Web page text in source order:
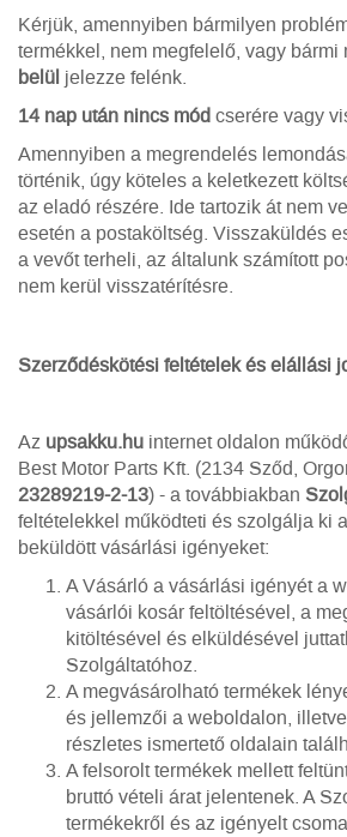
Kérjük, amennyiben bármilyen
termékkel, nem megfelelő, vagy bármi
belül jelezze felénk.
14 nap után nincs módcserére vagy
Amennyiben a megrendelés
történik, úgy köteles a keletkezett
az eladó részére. Ide tartozik át nem
esetén a postaköltség. Visszaküldés
a vevőt terheli, az általunk számított
nem kerül visszatérítésre.
Szerződéskötési feltételek és elállási
Az upsakku.hu internet oldalon
Best Motor Parts Kft. (2134 Sződ,
23289219-2-13) - a továbbiakban
feltételekkel működteti és szolgálja ki
beküldött vásárlási igényeket:
A Vásárló a vásárlási igényét a
vásárlói kosár feltöltésével, a
kitöltésével és elküldésével
Szolgáltatóhoz.
A megvásárolható termékek
és jellemzői a weboldalon,
részletes ismertető oldalain
A felsorolt termékek mellett
bruttó vételi árat jelentenek. A
termékekről és az igényelt